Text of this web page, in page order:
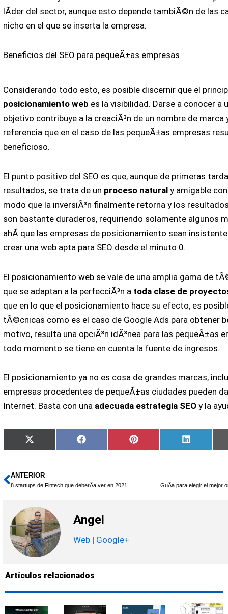
lÃ­der del sector, aunque esto depende tambiÃ©n de las
nicho en el que se inserta la empresa.
Beneficios del SEO para pequeÃ±as empresas
Considerando todo esto, es posible discernir que el
posicionamiento web es la visibilidad. Darse a conocer a
objetivo contribuye a la creaciÃ³n de un nombre de marca
referencia que en el caso de las pequeÃ±as empresas
beneficioso.
El punto positivo del SEO es que, aunque de primeras
resultados, se trata de un proceso natural y amigable
modo que la inversiÃ³n finalmente retorna y los
son bastante duraderos, requiriendo solamente algunos
ahÃ­ que las empresas de posicionamiento sean
crear una web apta para SEO desde el minuto 0.
El posicionamiento web se vale de una amplia gama de
que se adaptan a la perfecciÃ³n a toda clase de
que en lo que el posicionamiento hace su efecto, es
tÃ©cnicas como es el caso de Google Ads para obtener
motivo, resulta una opciÃ³n idÃ³nea para las pequeÃ±as
todo momento se tiene en cuenta la fuente de ingresos.
El posicionamiento ya no es cosa de grandes marcas,
empresas procedentes de pequeÃ±as ciudades pueden
Internet. Basta con una adecuada estrategia SEO y la
Compartir
en
X
(Twitter)
Compartir
en
Facebook
Compartir
en
Pinterest
Compartir
en
LinkedIn
Ant
ANTERIOR
8 startups de Fintech que deberÃ­a ver en 2021
Angel
Web| Google+
Artículos relacionados